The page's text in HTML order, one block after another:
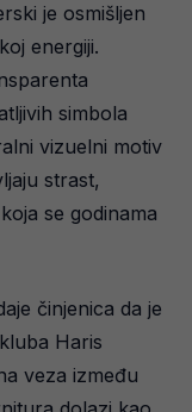
je osmišljen
energiji.
simbola
vizuelni motiv
strast,
se godinama
činjenica da je
Haris
veza između